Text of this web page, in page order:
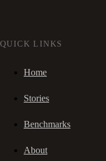
QUICK LINKS
Home
Stories
Benchmarks
About